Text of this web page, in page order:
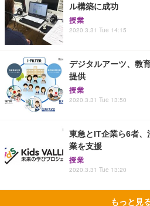
ル構築に成功
授業
2020.3.31 Tue 14:15
デジタルアーツ、教
提供
授業
2020.3.31 Tue 13:50
東急とIT企業ら6者
業を支援
授業
2020.3.31 Tue 13:20
もっと見